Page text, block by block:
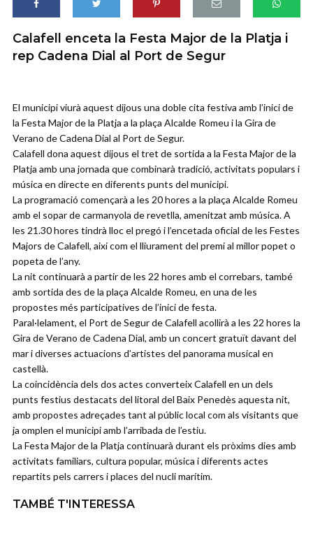
Calafell enceta la Festa Major de la Platja i
rep Cadena Dial al Port de Segur
El municipi viurà aquest dijous una doble cita festiva amb l’inici de
la Festa Major de la Platja a la plaça Alcalde Romeu i la Gira de
Verano de Cadena Dial al Port de Segur.
Calafell dona aquest dijous el tret de sortida a la Festa Major de la
Platja amb una jornada que combinarà tradició, activitats populars i
música en directe en diferents punts del municipi.
La programació començarà a les 20 hores a la plaça Alcalde Romeu
amb el sopar de carmanyola de revetlla, amenitzat amb música. A
les 21.30 hores tindrà lloc el pregó i l’encetada oficial de les Festes
Majors de Calafell, així com el lliurament del premi al millor popet o
popeta de l’any.
La nit continuarà a partir de les 22 hores amb el correbars, també
amb sortida des de la plaça Alcalde Romeu, en una de les
propostes més participatives de l’inici de festa.
Paral·lelament, el Port de Segur de Calafell acollirà a les 22 hores la
Gira de Verano de Cadena Dial, amb un concert gratuït davant del
mar i diverses actuacions d’artistes del panorama musical en
castellà.
La coincidència dels dos actes converteix Calafell en un dels
punts festius destacats del litoral del Baix Penedès aquesta nit,
amb propostes adreçades tant al públic local com als visitants que
ja omplen el municipi amb l’arribada de l’estiu.
La Festa Major de la Platja continuarà durant els pròxims dies amb
activitats familiars, cultura popular, música i diferents actes
repartits pels carrers i places del nucli marítim.
TAMBÉ T'INTERESSA